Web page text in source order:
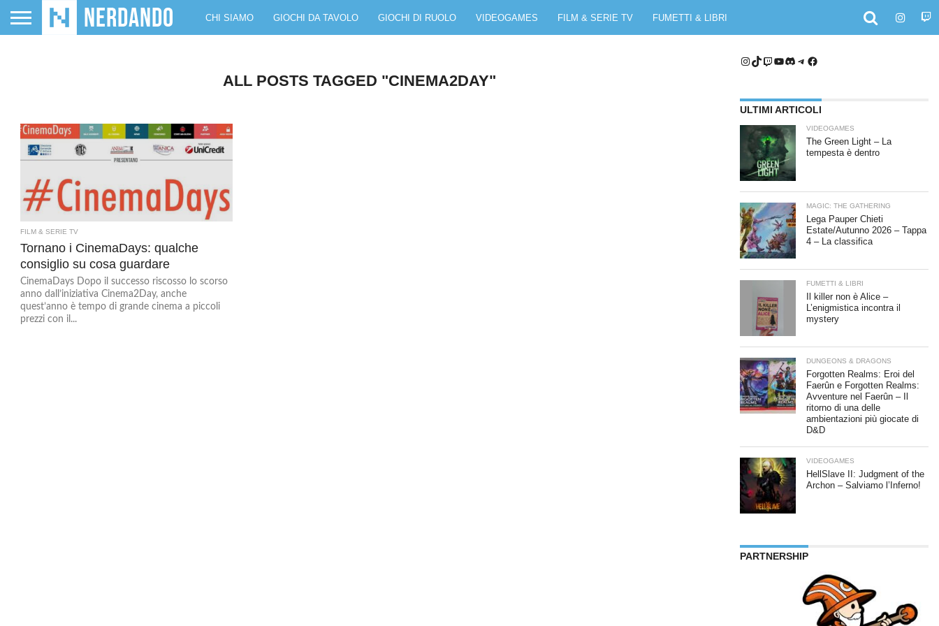
CHI SIAMO GIOCHI DA TAVOLO GIOCHI DI RUOLO VIDEOGAMES FILM & SERIE TV FUMETTI & LIBRI
ALL POSTS TAGGED "CINEMA2DAY"
FILM & SERIE TV
Tornano i CinemaDays: qualche
consiglio su cosa guardare
CinemaDays Dopo il successo riscosso lo scorso
anno dall’iniziativa Cinema2Day, anche
quest’anno è tempo di grande cinema a piccoli
prezzi con il...
Instagram
TikTok
Twitch
YouTube
Discord
Telegram
Facebook
ULTIMI ARTICOLI
VIDEOGAMES
The Green Light – La
tempesta è dentro
MAGIC: THE GATHERING
Lega Pauper Chieti
Estate/Autunno 2026 – Tappa
4 – La classifica
FUMETTI & LIBRI
Il killer non è Alice –
L’enigmistica incontra il
mystery
DUNGEONS & DRAGONS
Forgotten Realms: Eroi del
Faerûn e Forgotten Realms:
Avventure nel Faerûn – Il
ritorno di una delle
ambientazioni più giocate di
D&D
VIDEOGAMES
HellSlave II: Judgment of the
Archon – Salviamo l’Inferno!
PARTNERSHIP